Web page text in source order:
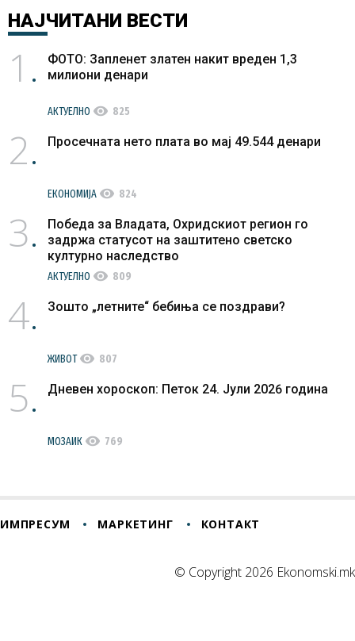
НАЈЧИТАНИ ВЕСТИ
1
ФОТО: Запленет златен накит вреден 1,3
милиони денари
АКТУЕЛНО visibility 825
2 Просечната нето плата во мај 49.544 денари
ЕКОНОМИЈА visibility 824
3
Победа за Владата, Охридскиот регион го
задржа статусот на заштитено светско
културно наследство
АКТУЕЛНО visibility 809
4 Зошто „летните“ бебиња се поздрави?
ЖИВОТvisibility 807
5 Дневен хороскоп: Петок 24. Јули 2026 година
МОЗАИК visibility 769
ИМПРЕСУМ МАРКЕТИНГ КОНТАКТ
© Copyright 2026 Ekonomski.mk